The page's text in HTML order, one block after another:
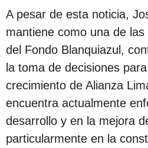
A pesar de esta noticia,
mantiene como una de
del Fondo Blanquiazul,
la toma de decisiones
crecimiento de Alianza
encuentra actualmente
desarrollo y en la mejora
particularmente en la